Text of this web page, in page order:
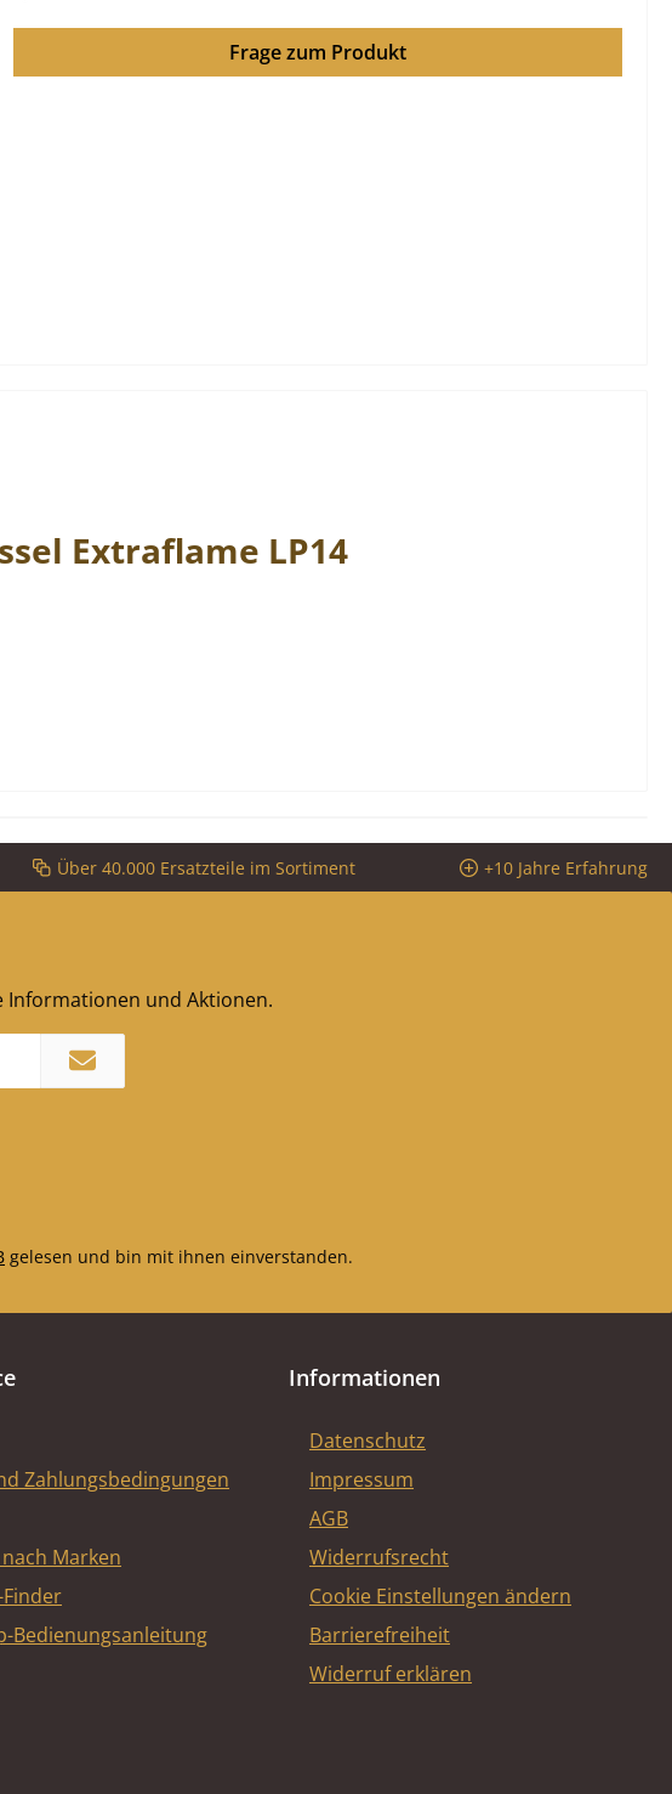
Frage zum Produkt
Extraflame LP14
Über 40.000 Ersatzteile im Sortiment +10 Jahre Erfahrung
Informationen und Aktionen.
gelesen und bin mit ihnen einverstanden.
Zahlungsbedingungen
Marken
Bedienungsanleitung
Informationen
Datenschutz
Impressum
AGB
Widerrufsrecht
Cookie Einstellungen ändern
Barrierefreiheit
Widerruf erklären